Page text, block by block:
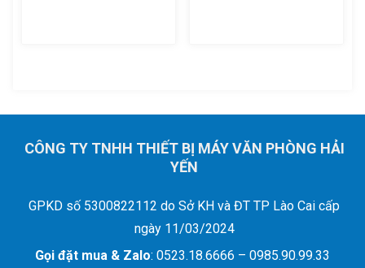
CÔNG TY TNHH THIẾT BỊ MÁY VĂN PHÒNG HẢI
YẾN
GPKD số 5300822112 do Sở KH và ĐT TP Lào Cai cấp
ngày 11/03/2024
Gọi đặt mua & Zalo: 0523.18.6666 – 0985.90.99.33